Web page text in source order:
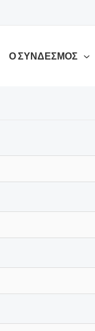
Ο ΣΥΝΔΕΣΜΟΣ